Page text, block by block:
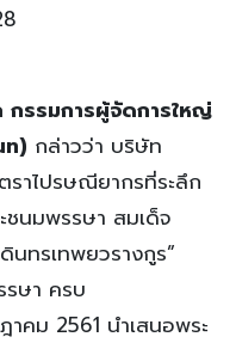
รมการผู้จัดการใหญ่
) กล่าวว่า บริษัท
าไปรษณียากรที่ระลึก
ชนมพรรษา สมเด็จ
นทรเทพยวรางกูร”
รษา ครบ
คม 2561 นำเสนอพระ